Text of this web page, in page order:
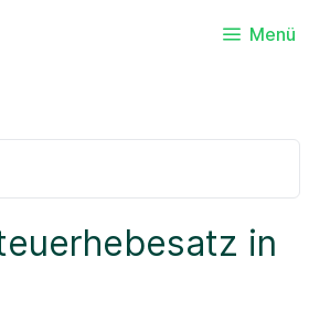
Menü
in